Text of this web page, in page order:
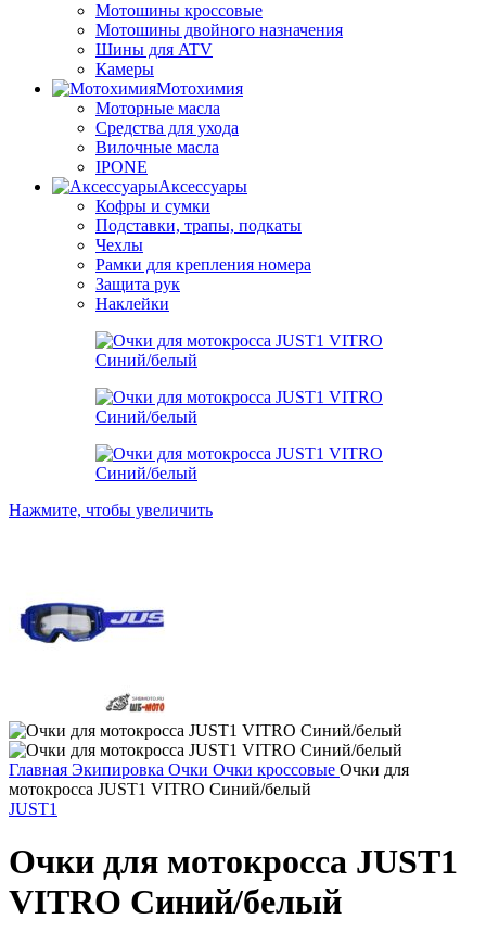
Мотошины кроссовые
Мотошины двойного назначения
Шины для ATV
Камеры
Мотохимия
Моторные масла
Средства для ухода
Вилочные масла
IPONE
Аксессуары
Кофры и сумки
Подставки, трапы, подкаты
Чехлы
Рамки для крепления номера
Защита рук
Наклейки
Нажмите, чтобы увеличить
Главная Экипировка Очки Очки кроссовые Очки для
мотокросса JUST1 VITRO Синий/белый
JUST1
Очки для мотокросса JUST1
VITRO Синий/белый